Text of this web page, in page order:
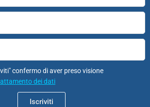
confermo di aver preso visione
dei dati
Iscriviti